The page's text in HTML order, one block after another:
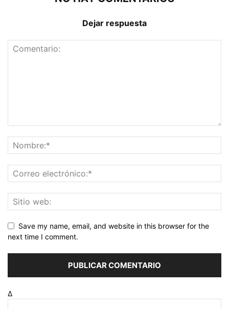
Dejar respuesta
Save my name, email, and website in this browser for the
next time I comment.
Δ